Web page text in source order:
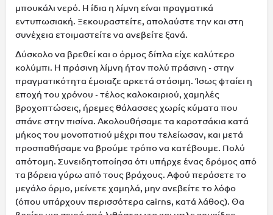
μπουκάλι νερό. Η ίδια η λίμνη είναι πραγματικά
εντυπωσιακή. Ξεκουραστείτε, απολαύστε την και στη
συνέχεια ετοιμαστείτε να ανεβείτε ξανά.
Δύσκολο να βρεθεί και ο όρμος δίπλα είχε καλύτερο
κολύμπι. Η πράσινη λίμνη ήταν πολύ πράσινη - στην
πραγματικότητα έμοιαζε αρκετά στάσιμη. Ίσως φταίει η
εποχή του χρόνου - τέλος καλοκαιριού, χαμηλές
βροχοπτώσεις, ήρεμες θάλασσες χωρίς κύματα που
σπάνε στην πισίνα. Ακολουθήσαμε τα καροτσάκια κατά
μήκος του μονοπατιού μέχρι που τελείωσαν, και μετά
προσπαθήσαμε να βρούμε τρόπο να κατέβουμε. Πολύ
απότομη. Συνειδητοποίησα ότι υπήρχε ένας δρόμος από
τα βόρεια γύρω από τους βράχους. Αφού περάσετε το
μεγάλο όρμο, μείνετε χαμηλά, μην ανεβείτε το λόφο
(όπου υπάρχουν περισσότερα cairns, κατά λάθος). Θα